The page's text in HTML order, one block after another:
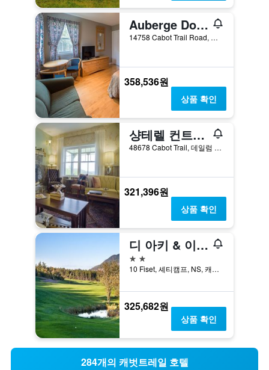
Auberge Doucet Inn
14758 Cabot Trail Road, 셰티캠프, NS, 캐나다
358,536원
상품 확인
샹테렐 컨트리 인 & 코티지
48678 Cabot Trail, 데일럼 레이크, NS, 캐나다
321,396원
상품 확인
디 아키 & 이지도어 호텔
2성급
10 Fiset, 셰티캠프, NS, 캐나다
325,682원
상품 확인
284개의 캐벗트레일 호텔